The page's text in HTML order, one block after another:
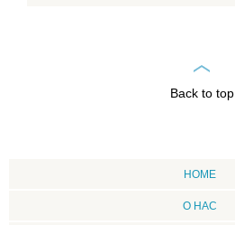
Back to top
HOME
О НАС